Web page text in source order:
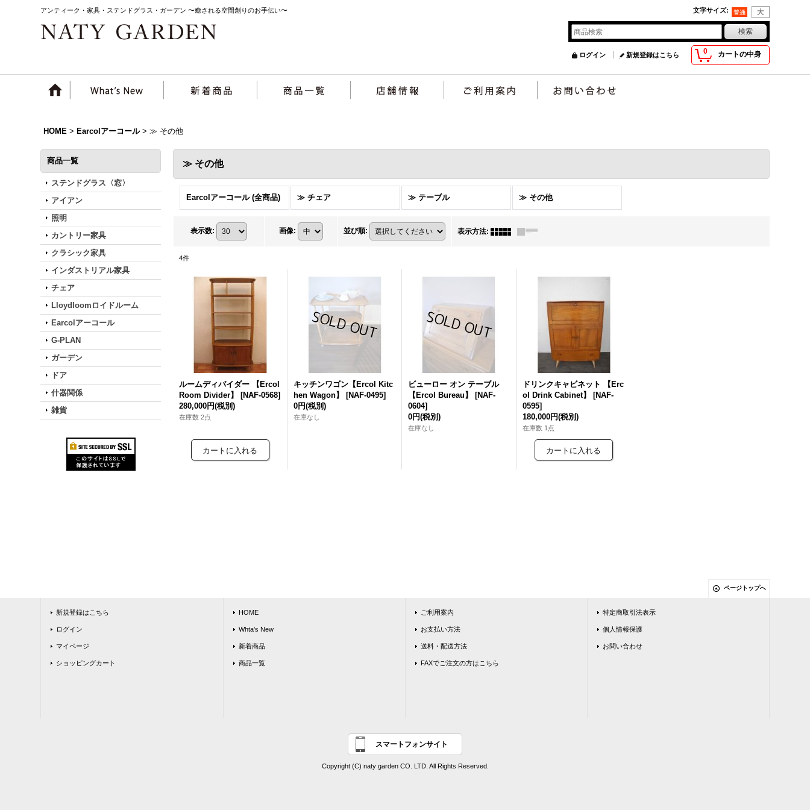
アンティーク・家具・ステンドグラス・ガーデン 〜癒される空間創りのお手伝い〜 文字サイズ:
0 カートの中身
ログイン 新規登録はこちら
HOME > Earcolアーコール > ≫ その他
商品一覧
ステンドグラス〈窓〉
アイアン
照明
カントリー家具
クラシック家具
インダストリアル家具
チェア
Lloydloomロイドルーム
Earcolアーコール
G-PLAN
ガーデン
ドア
什器関係
雑貨
≫ その他
Earcolアーコール (全商品) ≫ チェア ≫ テーブル ≫ その他
表示数: 画像: 並び順: 表示方法:
4件
ルームディバイダー 【Ercol
Room Divider】
[NAF-0568]
280,000円(税別)
在庫数 2点
キッチンワゴン【Ercol Kitc
hen Wagon】
[NAF-0495]
0円(税別)
在庫なし
ビューロー オン テーブル
【Ercol Bureau】
[NAF-
0604]
0円(税別)
在庫なし
ドリンクキャビネット 【Erc
ol Drink Cabinet】
[NAF-
0595]
180,000円(税別)
在庫数 1点
ページトップへ
新規登録はこちら
ログイン
マイページ
ショッピングカート
HOME
Whta's New
新着商品
商品一覧
ご利用案内
お支払い方法
送料・配送方法
FAXでご注文の方はこちら
特定商取引法表示
個人情報保護
お問い合わせ
スマートフォンサイト
Copyright (C) naty garden CO. LTD. All Rights Reserved.